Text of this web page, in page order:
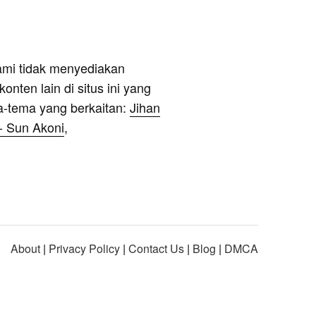
tidak menyediakan
lain di situs ini yang
tema yang berkaitan: Jihan
Sun Akoni,
About | Privacy Policy | Contact Us | Blog | DMCA